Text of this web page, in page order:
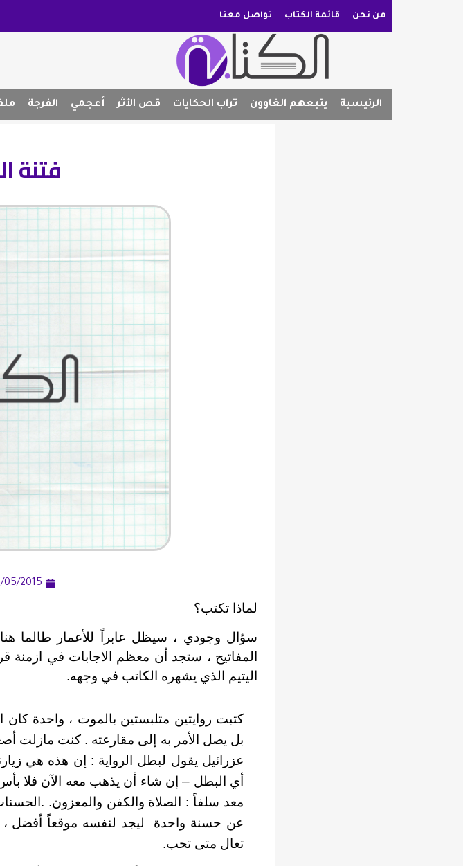
من نحن قائمة الكتاب تواصل معنا
الرئيسية يتبعهم الغاوون تراب الحكايات قص الأثر أعجمي الفرجة
فتنة
05/2015
لماذا تكتب؟
سؤال وجودي ، سيظل عابراً للأعمار طالما
المفاتيح ، ستجد أن معظم الاجابات في ازمنة
اليتيم الذي يشهره الكاتب في وجهه.
كتبت روايتين متلبستين بالموت ، واحدة كان
بل يصل الأمر به إلى مقارعته . كنت مازلت
عزرائيل يقول لبطل الرواية : إن هذه هي
أي البطل – إن شاء أن يذهب معه الآن فلا
معد سلفاً : الصلاة والكفن والمعزون.
عن حسنة واحدة ليجد لنفسه موقعاً أفضل ،
تعال متى تحب.